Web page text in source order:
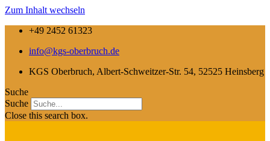
Zum Inhalt wechseln
+49 2452 61323
info@kgs-oberbruch.de
KGS Oberbruch, Albert-Schweitzer-Str. 54, 52525 Heinsberg
Suche
Suche
Close this search box.